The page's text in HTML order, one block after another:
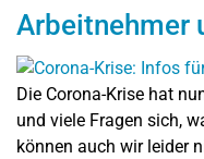
Arbeitnehmer
Die Corona-Krise hat
und viele Fragen sich,
können auch wir leider